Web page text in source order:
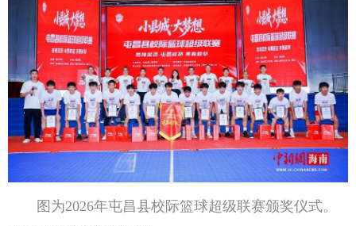
图为2026年屯昌县校际篮球超级联赛颁奖仪式。